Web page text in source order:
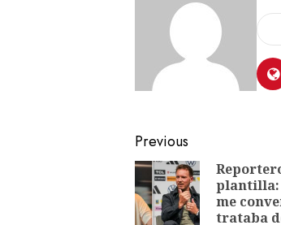
Previous
plantilla:
me
trataba